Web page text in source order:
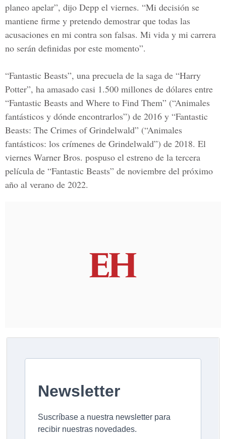
planeo apelar”, dijo Depp el viernes. “Mi decisión se
mantiene firme y pretendo demostrar que todas las
acusaciones en mi contra son falsas. Mi vida y mi carrera
no serán definidas por este momento”.
“Fantastic Beasts”, una precuela de la saga de “Harry
Potter”, ha amasado casi 1.500 millones de dólares entre
“Fantastic Beasts and Where to Find Them” (“Animales
fantásticos y dónde encontrarlos”) de 2016 y “Fantastic
Beasts: The Crimes of Grindelwald” (“Animales
fantásticos: los crímenes de Grindelwald”) de 2018. El
viernes Warner Bros. pospuso el estreno de la tercera
película de “Fantastic Beasts” de noviembre del próximo
año al verano de 2022.